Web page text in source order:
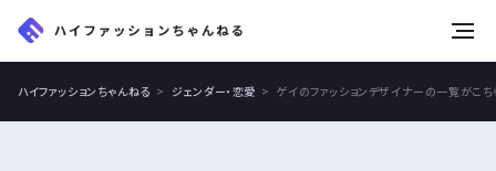
ハイファッションちゃんねる ジェンダー・恋愛 ゲイのファッションデザイナーの一覧がこ